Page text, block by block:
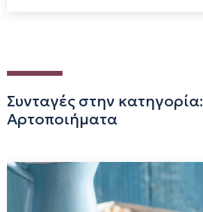
Συνταγές στην κατηγορία:
Αρτοποιήματα